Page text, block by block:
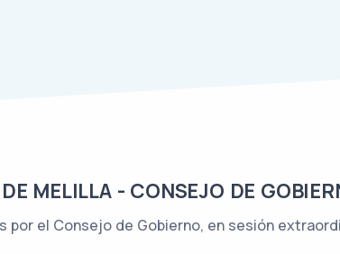
MELILLA - CONSEJO DE
el Consejo de Gobierno, en sesión